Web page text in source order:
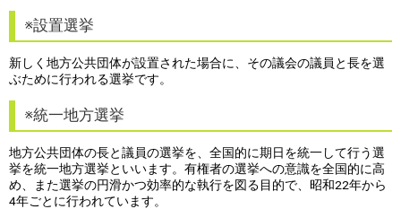
※設置選挙
新しく地方公共団体が設置された場合に、その議会の議員と長を選
ぶために行われる選挙です。
※統一地方選挙
地方公共団体の長と議員の選挙を、全国的に期日を統一して行う選
挙を統一地方選挙といいます。有権者の選挙への意識を全国的に高
め、また選挙の円滑かつ効率的な執行を図る目的で、昭和22年から
4年ごとに行われています。